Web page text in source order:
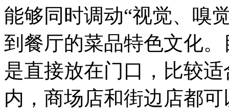
能够同时调动“视觉、嗅
到餐厅的菜品特色文化
是直接放在门口，比较
内，商场店和街边店都